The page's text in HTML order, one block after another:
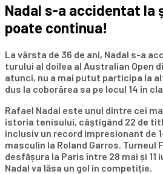
Nadal s-a accidentat la
poate continua!
La vârsta de 36 de ani, Nadal s-a
turului al doilea al Australian Open
atunci, nu a mai putut participa la
dus la coborârea sa pe locul 14 în
Rafael Nadal este unul dintre cei
istoria tenisului, câștigând 22 de
inclusiv un record impresionant de
masculin la Roland Garros. Turneul
desfășura la Paris între 28 mai și 11
Nadal va lăsa un gol în competiție.